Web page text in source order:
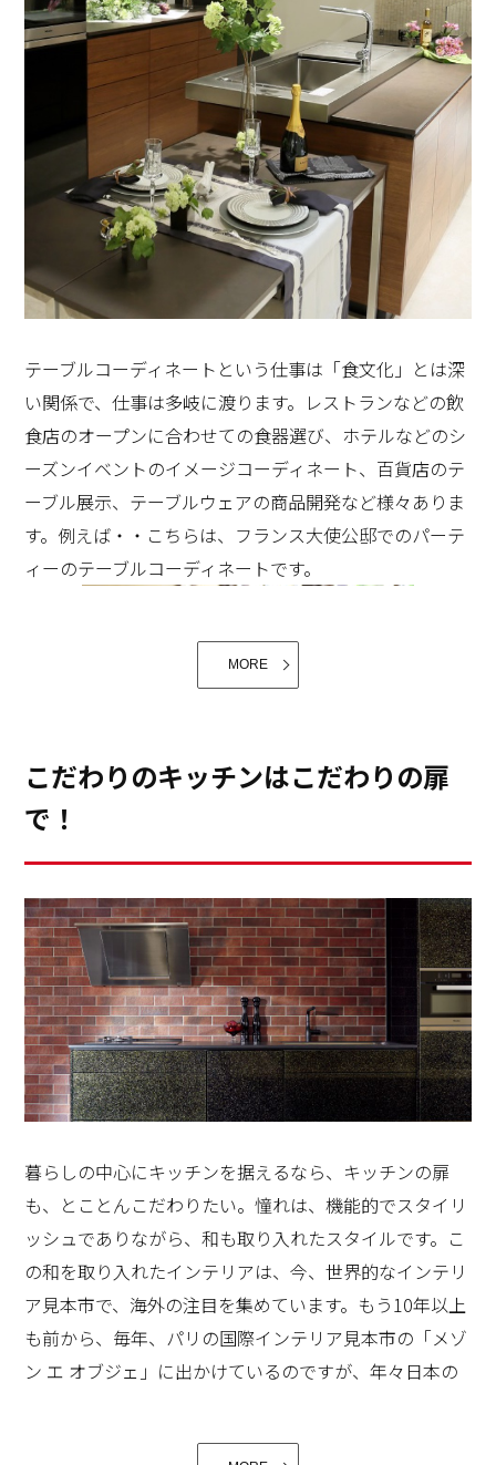
て選び、気分で作ります。地方に行く事も多いので、新
鮮なお野菜、魚介類をお休みの日に合わせて宅急便で送
ります。旅先で購入したスパイス、調味料などを試すの
も、ワクワクします。まとめて作る事もあるので、大き
なお鍋がすっぽり入り、引き出しがするする滑り、取り
出しやすい。大鉢や、大皿も楽々収納出来ると嬉しいで
その点、CENTROの収納は魅力的。食洗機も大きく、何
品。最初はビール、シャンパンなどの泡ものでしょう
お食事の中盤の煮込みものに、フルボディのワイン。お
ウチ飲みも、おもてなしのメニューも広がりますね。
テーブルコーディネートという仕事は「食文化」とは深
い関係で、仕事は多岐に渡ります。レストランなどの飲
食店のオープンに合わせての食器選び、ホテルなどのシ
ーズンイベントのイメージコーディネート、百貨店のテ
ーブル展示、テーブルウェアの商品開発など様々ありま
す。例えば・・こちらは、フランス大使公邸でのパーテ
ィーのテーブルコーディネートです。
そしてこちらは、百貨店のテーブルコーディネートで
す。
この「CENTRO」のアンバサダーとしての活動開始以前
に、今年の2月1日、「CENTRO」発表のプレスイベント
にて、キッチン周りのディスプレイをさせて頂きまし
た。キッチンのプレスイベントのためのコーディネート
は初めてでした。ご依頼は、スペイン語で真ん中という
意味の「CENTRO」、「キッチンを暮らしの真ん中に」
というコンセプトに合わせて、インテリアに調和する美
MORE
こだわりのキッチンはこだわりの扉
で！
暮らしの中心にキッチンを据えるなら、キッチンの扉
も、とことんこだわりたい。憧れは、機能的でスタイリ
ッシュでありながら、和も取り入れたスタイルです。こ
の和を取り入れたインテリアは、今、世界的なインテリ
ア見本市で、海外の注目を集めています。もう10年以上
も前から、毎年、パリの国際インテリア見本市の「メゾ
ン エ オブジェ」に出かけているのですが、年々日本の
くりへのこだわり「クラフツマンシップ」が、多くの海